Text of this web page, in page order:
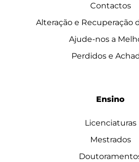
Contactos
Alteração e Recuperação
Ajude-nos a
Perdidos e
Ensino
Licenciaturas
Mestrados